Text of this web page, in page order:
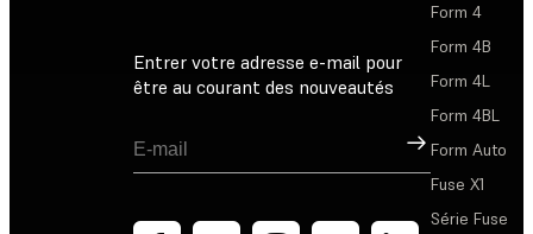
Entrer votre adresse e-mail pour
être au courant des nouveautés
Inscription
Form 4
Form 4B
Form 4L
Form 4BL
Form Auto
Fuse X1
Série Fuse